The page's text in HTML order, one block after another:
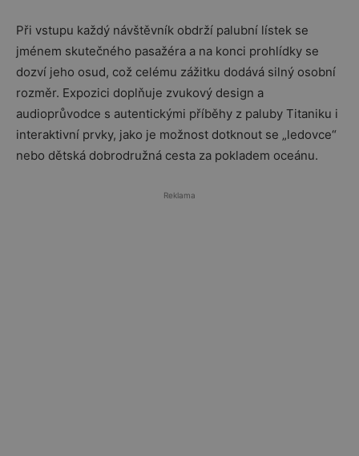
Při vstupu každý návštěvník obdrží palubní lístek se
jménem skutečného pasažéra a na konci prohlídky se
dozví jeho osud, což celému zážitku dodává silný osobní
rozměr. Expozici doplňuje zvukový design a
audioprůvodce s autentickými příběhy z paluby Titaniku i
interaktivní prvky, jako je možnost dotknout se „ledovce“
nebo dětská dobrodružná cesta za pokladem oceánu.
Reklama